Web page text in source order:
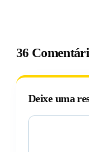
36
Deixe uma